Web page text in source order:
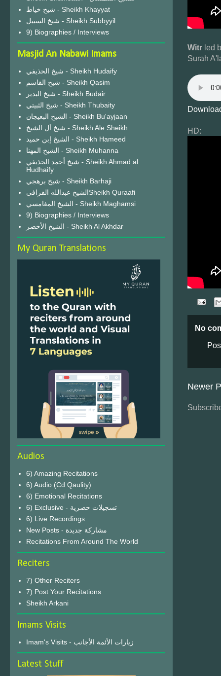
Witr led
Surah
HD:
No
Newer
شيخ خياط - Sheikh Khayyat
شيخ السبيل - Sheikh Subbyyil
9) Biographies / Interviews
Masjid An Nabawi Imams
شيخ الحذيفي - Sheikh Hudaify
شيخ القاسم - Sheikh Qasim
شيخ البدير - Sheikh Budair
شيخ الثبيتي - Sheikh Thubaity
الشيخ البعيجان - Sheikh Bu'ayjaan
شيخ آل الشيخ - Sheikh Ale Sheikh
الشيخ إبن حميد - Sheikh Hameed
الشيخ المهنا - Sheikh Muhanna
شيخ أحمد الحذيفي - Sheikh Ahmad al
Hudhaify
شيخ برهجي - Sheikh Barhaji
الشيخ عبدالله القرافيSheikh Quraafi
الشيخ المغامسي - Sheikh Maghamsi
9) Biographies / Interviews
الشيخ الأخضر - Sheikh Al Akhdar
My Quran Translations
Audios
6) Amazing Recitations
6) Audio (Cd Qaulity)
6) Emotional Recitations
6) Exclusive - تسجيلات حصرية
6) Live Recordings
New Posts - مشاركة جديدة
Recitations From Around The World
Reciters
7) Other Reciters
7) Post Your Recitations
Sheikh Arkani
Imams Visits
Imam's Visits - زيارات الأئمة الأجانب
Latest Stuff